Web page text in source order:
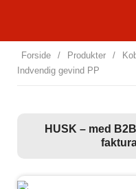
Forside / Produkter /
Indvendig gevind PP
HUSK – med